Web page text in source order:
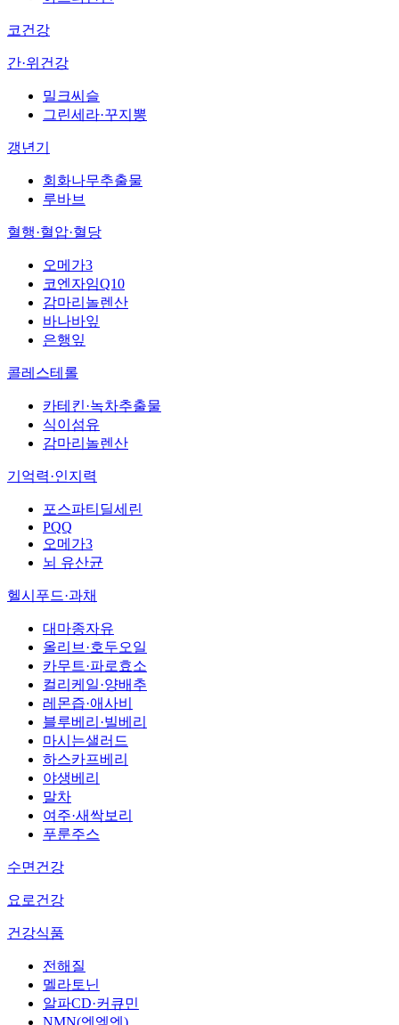
코건강
간·위건강
밀크씨슬
그린세라·꾸지뽕
갱년기
회화나무추출물
루바브
혈행·혈압·혈당
오메가3
코엔자임Q10
감마리놀렌산
바나바잎
은행잎
콜레스테롤
카테킨·녹차추출물
식이섬유
감마리놀렌산
기억력·인지력
포스파티딜세린
PQQ
오메가3
뇌 유산균
헬시푸드·과채
대마종자유
올리브·호두오일
카무트·파로효소
컬리케일·양배추
레몬즙·애사비
블루베리·빌베리
마시는샐러드
하스카프베리
야생베리
말차
여주·새싹보리
푸룬주스
수면건강
요로건강
건강식품
전해질
멜라토닌
알파CD·커큐민
NMN(엔엠엔)